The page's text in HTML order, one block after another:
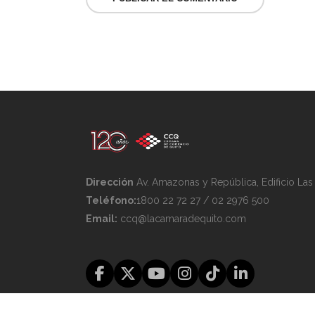
Dirección Av. Amazonas y República, Edificio Las
Teléfono:1800 22 72 27 / 02 2976 500
Email: ccq@lacamaradequito.com